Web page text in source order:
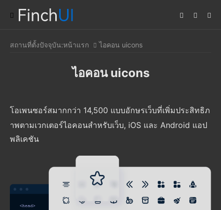
สถานที่ตั้งปัจจุบัน:หน้าแรก ไอคอน uicons
ไอคอน uicons
โอเพนซอร์สมากกว่า 14,500 แบบอักษรเว็บที่เพิ่มประสิทธิภ
าพตามเวกเตอร์ไอคอนสําหรับเว็บ, iOS และ Android แอป
พลิเคชัน